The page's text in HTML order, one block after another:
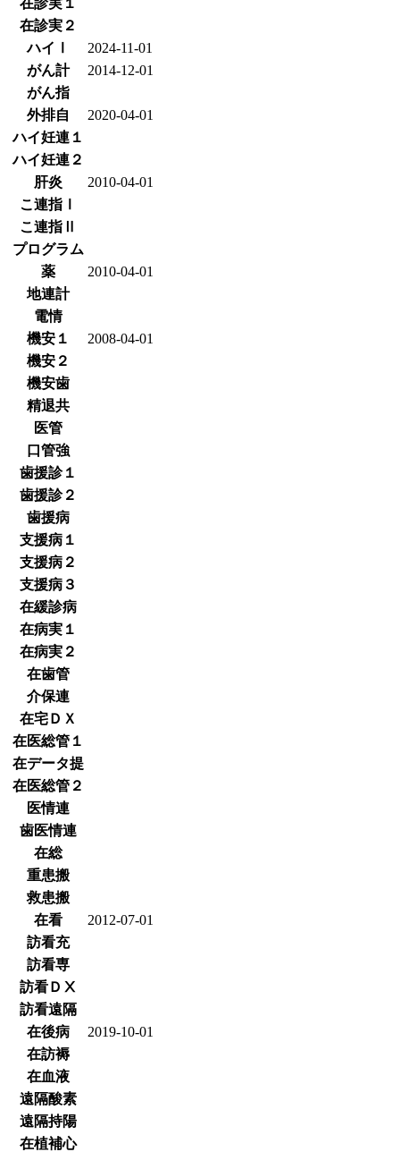
在診実２
ハイⅠ
2024-11-01
がん計
2014-12-01
がん指
外排自
2020-04-01
ハイ妊連１
ハイ妊連２
肝炎
2010-04-01
こ連指Ⅰ
こ連指Ⅱ
プログラム
薬
2010-04-01
地連計
電情
機安１
2008-04-01
機安２
機安歯
精退共
医管
口管強
歯援診１
歯援診２
歯援病
支援病１
支援病２
支援病３
在緩診病
在病実１
在病実２
在歯管
介保連
在宅ＤＸ
在医総管１
在データ提
在医総管２
医情連
歯医情連
在総
重患搬
救患搬
在看
2012-07-01
訪看充
訪看専
訪看ＤⅩ
訪看遠隔
在後病
2019-10-01
在訪褥
在血液
遠隔酸素
遠隔持陽
在植補心